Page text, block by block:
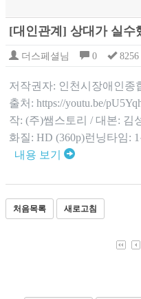
[대인관계] 상대가 실수
더스페셜님 0 8256
저작권자: 인천시장애인종
출처: https://youtu.be/
작: (주)쌤스토리 / 대본: 김
화질: HD (360p)런닝타임:
내용 보기
처음목록 새로고침